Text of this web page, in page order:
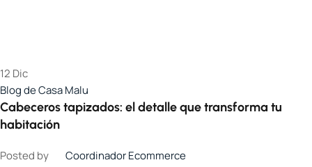
12 Dic
Blog de Casa Malu
Cabeceros tapizados: el detalle que transforma tu
habitación
Posted by
Coordinador Ecommerce